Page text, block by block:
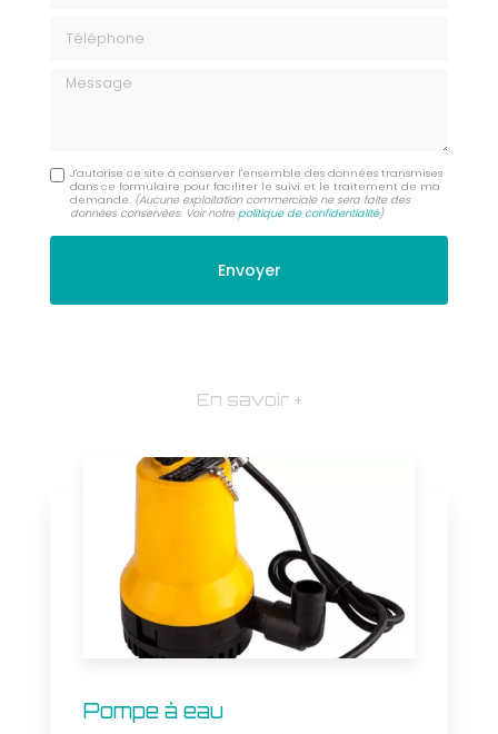
Message
J'autorise ce site à conserver l'ensemble des données transmises
dans ce formulaire pour faciliter le suivi et le traitement de ma
demande. (Aucune exploitation commerciale ne sera faite des
données conservées. Voir notrepolitique de confidentialité)
En savoir +
Pompe à eau